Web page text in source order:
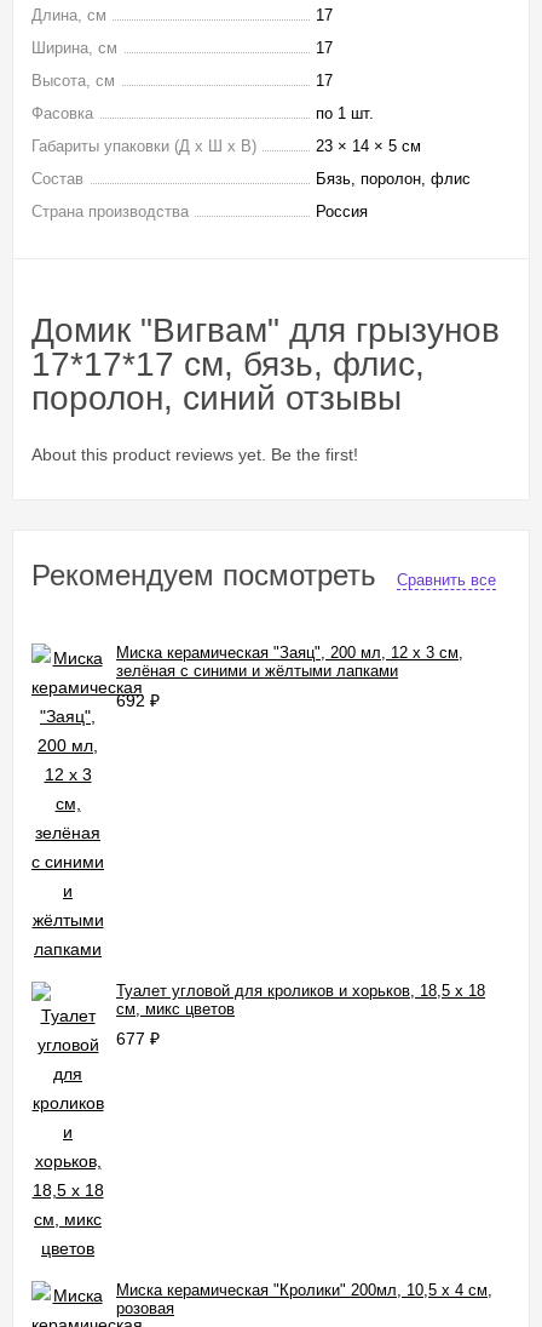
Длина, см
17
Ширина, см
17
Высота, см
17
Фасовка
по 1 шт.
Габариты упаковки (Д х Ш х В)
23 × 14 × 5 см
Состав
Бязь, поролон, флис
Страна производства
Россия
Домик "Вигвам" для грызунов
17*17*17 см, бязь, флис,
поролон, синий отзывы
About this product reviews yet. Be the first!
Рекомендуем посмотреть Сравнить все
Миска керамическая "Заяц", 200 мл, 12 x 3 cм,
зелёная с синими и жёлтыми лапками
692 ₽
Туалет угловой для кроликов и хорьков, 18,5 х 18
см, микс цветов
677 ₽
Миска керамическая "Кролики" 200мл, 10,5 х 4 см,
розовая